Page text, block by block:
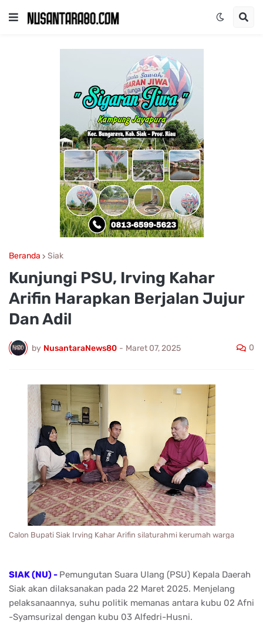
Beranda Siak
Kunjungi PSU, Irving Kahar
Arifin Harapkan Berjalan Jujur
Dan Adil
by NusantaraNews80 - Maret 07, 2025 0
Calon Bupati Siak Irving Kahar Arifin silaturahmi kerumah warga
SIAK (NU) - Pemungutan Suara Ulang (PSU) Kepala Daerah
Siak akan dilaksanakan pada 22 Maret 2025. Menjelang
pelaksanaannya, suhu politik memanas antara kubu 02 Afni
-Syamsurizal dengan kubu 03 Alfedri-Husni.